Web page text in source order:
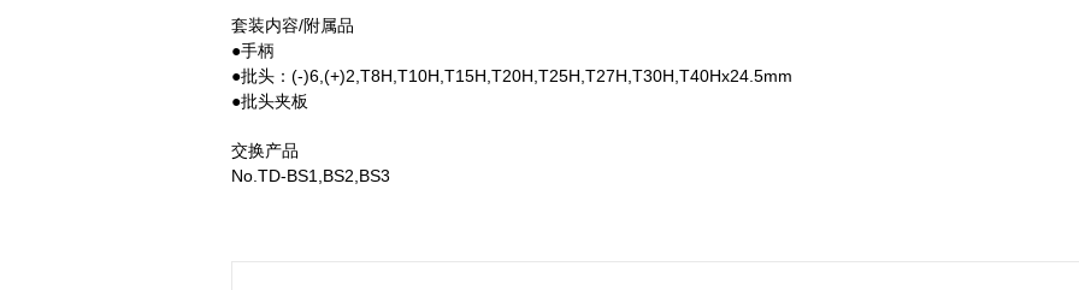
套装内容/附属品
●手柄
●批头：(-)6,(+)2,T8H,T10H,T15H,T20H,T25H,T27H,T30H,T40Hx24.5mm
●批头夹板
交换产品
No.TD-BS1,BS2,BS3